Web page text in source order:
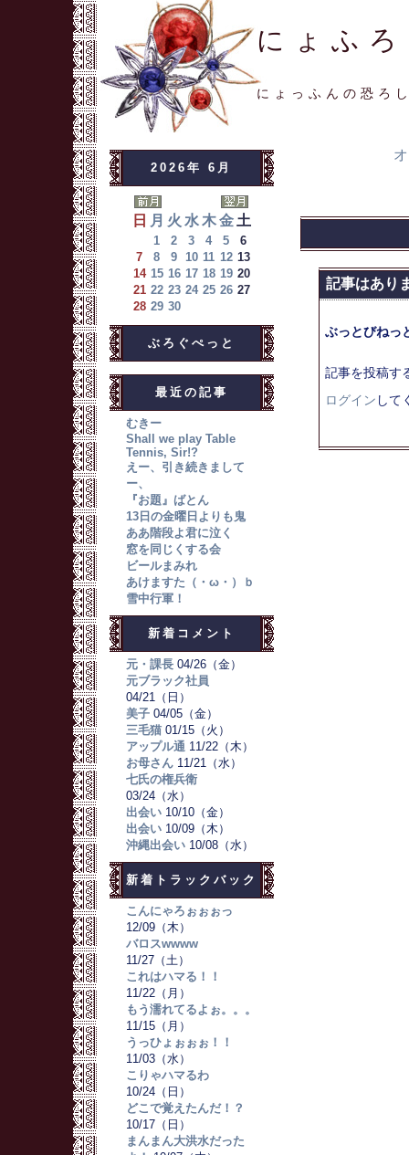
にょふ
にょっふんの恐ろ
2026年 6月
日 月 火 水 木 金 土
1 2 3 4 5
6
7
8 9 10 11 12 13
14 15 16 17 18 19 20
21 22 23 24 25 26 27
28 29 30
ぶろぐぺっと
最近の記事
むきー
Shall we play Table
Tennis, Sir!?
えー、引き続きまして
ー、
『お題』ばとん
13日の金曜日よりも鬼
ああ階段よ君に泣く
窓を同じくする会
ビールまみれ
あけますた（・ω・）ｂ
雪中行軍！
新着コメント
元・課長04/26（金）
元ブラック社員
04/21（日）
美子04/05（金）
三毛猫01/15（火）
アップル通11/22（木）
お母さん11/21（水）
七氏の権兵衛
03/24（水）
出会い10/10（金）
出会い10/09（木）
沖縄出会い10/08（水）
新着トラックバック
こんにゃろぉぉぉっ
12/09（木）
バロスwwww
11/27（土）
これはハマる！！
11/22（月）
もう濡れてるよぉ。。。
11/15（月）
うっひょぉぉぉ！！
11/03（水）
こりゃハマるわ
10/24（日）
どこで覚えたんだ！？
10/17（日）
まんまん大洪水だった
記事はあり
ぶっとびねっ
記事を投稿す
ログイン して